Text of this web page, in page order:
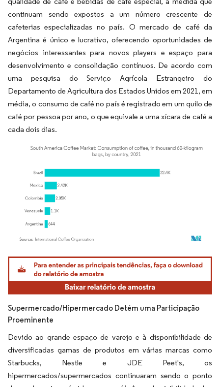
continuam sendo expostos a um número crescente de
cafeterias especializadas no país. O mercado de café da
Argentina é único e lucrativo, oferecendo oportunidades de
negócios interessantes para novos players e espaço para
desenvolvimento e consolidação contínuos. De acordo com
uma pesquisa do Serviço Agrícola Estrangeiro do
Departamento de Agricultura dos Estados Unidos em 2021, em
média, o consumo de café no país é registrado em um quilo de
café por pessoa por ano, o que equivale a uma xícara de café a
cada dois dias.
Imagem © Mordor Intelligence. O reuso requer atribuição conforme CC BY 4.0.
Supermercado/Hipermercado Detém uma Participação
Proeminente
Devido ao grande espaço de varejo e à disponibilidade de
diversificadas gamas de produtos em várias marcas como
Starbucks, Nestle e JDE Peet's, os
hipermercados/supermercados continuaram sendo o ponto